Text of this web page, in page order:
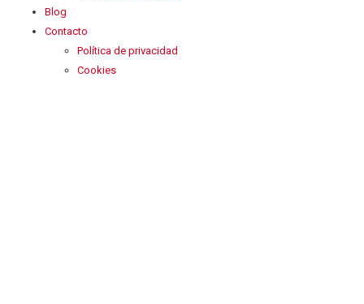
Blog
Contacto
Política de privacidad
Cookies